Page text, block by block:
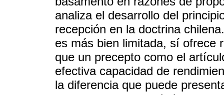
analiza el desarrollo del
recepción en la doctrina
es más bien limitada, sí ofrece
que un precepto como el
efectiva capacidad de
la diferencia que puede